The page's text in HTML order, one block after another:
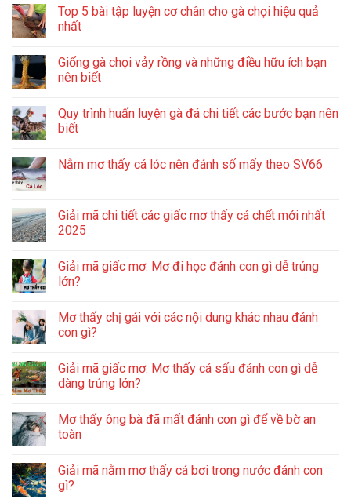
Top 5 bài tập luyện cơ chân cho gà chọi hiệu quả
nhất
Giống gà chọi vảy rồng và những điều hữu ích bạn
nên biết
Quy trình huấn luyện gà đá chi tiết các bước bạn nên
biết
Nằm mơ thấy cá lóc nên đánh số mấy theo SV66
Giải mã chi tiết các giấc mơ thấy cá chết mới nhất
2025
Giải mã giấc mơ: Mơ đi học đánh con gì dễ trúng
lớn?
Mơ thấy chị gái với các nội dung khác nhau đánh
con gì?
Giải mã giấc mơ: Mơ thấy cá sấu đánh con gì dễ
dàng trúng lớn?
Mơ thấy ông bà đã mất đánh con gì để về bờ an
toàn
Giải mã nằm mơ thấy cá bơi trong nước đánh con
gì?